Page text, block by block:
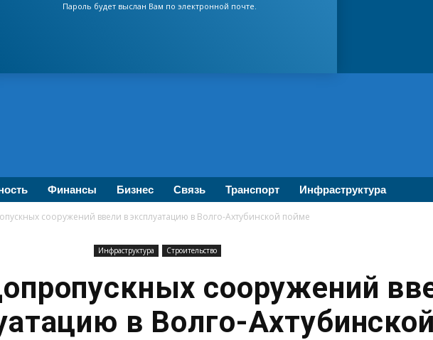
Пароль будет выслан Вам по электронной почте.
Финансы Бизнес Связь Транспорт Инфраструктура
сооружений ввели в эксплуатацию в Волго-Ахтубинской пойме
Инфраструктура Строительство
сооружений
в Волго-Ахтубинской